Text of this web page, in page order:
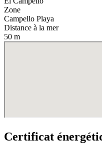
Zone
Campello Playa
Distance à la mer
50 m
Certificat